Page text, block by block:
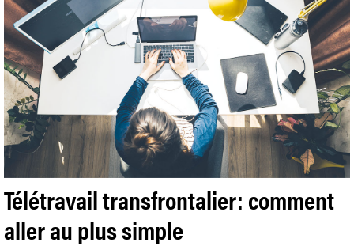
Télétravail transfrontalier: comment
aller au plus simple